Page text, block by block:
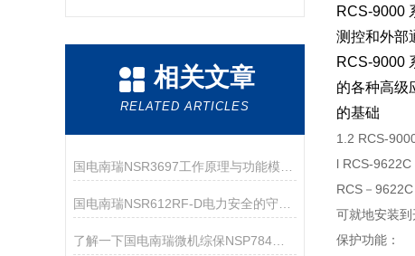
相关文章
RELATED ARTICLES
了解一下国电南瑞微机综保NSP784的配置有哪些
RCS-9000
测控和外部
RCS-9000
的各种高级
的基础
1.2 RCS-
l RCS-
RCS－
可就地安装到
保护功能：